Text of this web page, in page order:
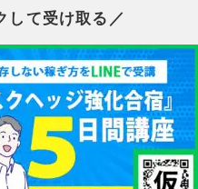
して受け取る／